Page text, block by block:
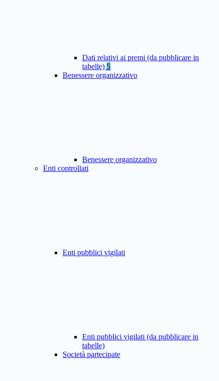
Dati relativi ai premi (da pubblicare in
tabelle) 5
Benessere organizzativo
Benessere organizzativo
Enti controllati
Enti pubblici vigilati
Enti pubblici vigilati (da pubblicare in
tabelle)
Società partecipate